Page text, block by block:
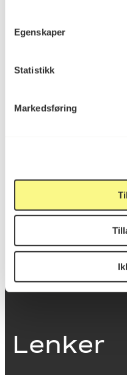
Egenskaper
Statistikk
Markedsføring
Victoria Terrasse 11
0251 Oslo
Viktig
Utbetaling og
Om opphavsrett
Dokumentasjonsskjema
Last ned logo
Lenker